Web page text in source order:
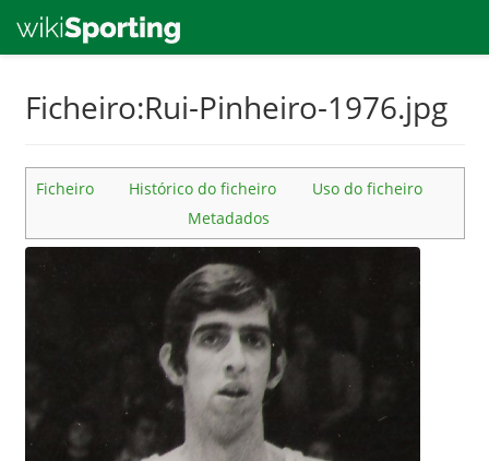
content
Ficheiro:Rui-Pinheiro-1976.jpg
Ficheiro Histórico do ficheiro
Uso do ficheiro
Metadados